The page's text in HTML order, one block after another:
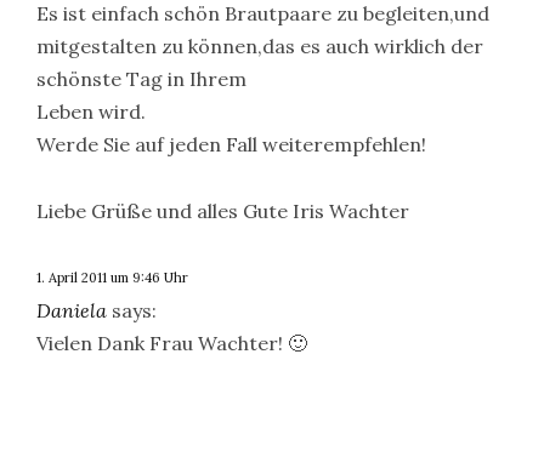
Es ist einfach schön Brautpaare zu begleiten,und
mitgestalten zu können,das es auch wirklich der
schönste Tag in Ihrem
Leben wird.
Werde Sie auf jeden Fall weiterempfehlen!
Liebe Grüße und alles Gute Iris Wachter
1. April 2011 um 9:46 Uhr
Daniela says:
Vielen Dank Frau Wachter! 🙂